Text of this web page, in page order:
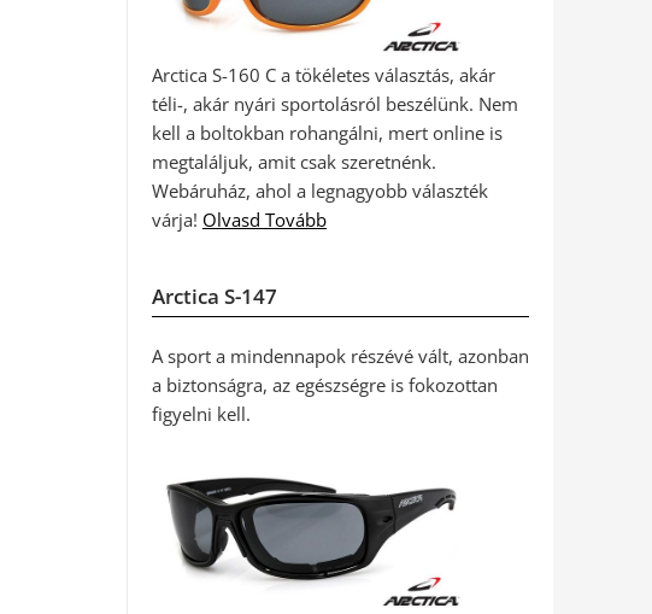
Arctica S-160 C a tökéletes választás, akár
téli-, akár nyári sportolásról beszélünk. Nem
kell a boltokban rohangálni, mert online is
megtaláljuk, amit csak szeretnénk.
Webáruház, ahol a legnagyobb választék
várja! Olvasd Tovább
Arctica S-147
A sport a mindennapok részévé vált, azonban
a biztonságra, az egészségre is fokozottan
figyelni kell.